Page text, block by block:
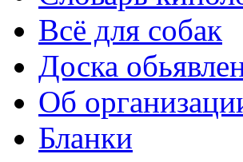
Всё для собак
Доска
Об
Бланки